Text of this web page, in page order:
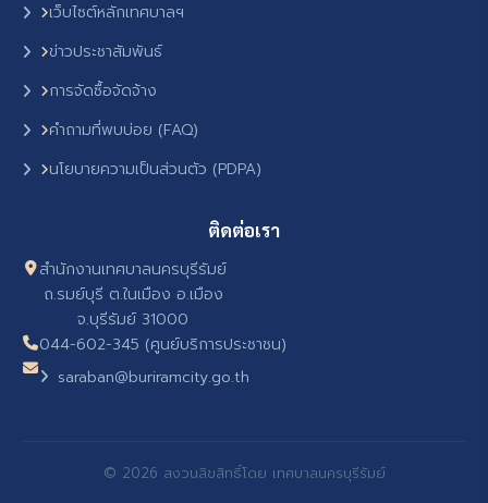
เว็บไซต์หลักเทศบาลฯ
ข่าวประชาสัมพันธ์
การจัดซื้อจัดจ้าง
คำถามที่พบบ่อย (FAQ)
นโยบายความเป็นส่วนตัว (PDPA)
ติดต่อเรา
สำนักงานเทศบาลนครบุรีรัมย์
ถ.รมย์บุรี ต.ในเมือง อ.เมือง
จ.บุรีรัมย์ 31000
044-602-345 (ศูนย์บริการประชาชน)
saraban@buriramcity.go.th
© 2026 สงวนลิขสิทธิ์โดย เทศบาลนครบุรีรัมย์